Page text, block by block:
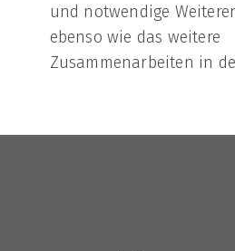
und notwendige
ebenso wie das weitere
Zusammenarbeiten in